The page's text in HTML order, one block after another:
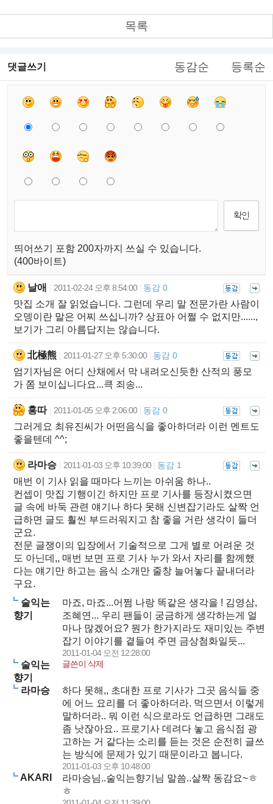
목록
댓글쓰기 동감순 등록순
띄어쓰기 포함 200자까지 쓰실 수 있습니다.
(400바이트)
날애 2011-02-24 오후 8:54:00 동감 0
맛집 소개 잘 읽었습니다. 그런데 우리 말 전문가란 사람이
오뎅이란 말은 어찌 쓰십니까? 상표아 어쩔 수 없지만......,
보기가 그리 아름답지는 않습니다.
北極熊 2011-01-27 오후 5:30:00 동감 0
엄기자님은 어디 산채에서 막 내려오신듯한 산적의 풍모
가 쫌 보이십니다요...큭 죄송...
홍따 2011-01-05 오후 2:06:00 동감 0
그러게요 최유진씨가 어떤음식을 좋아하더라 이런 멘트도
좋을텐데 ^^;
라마승 2011-01-03 오후 10:39:00 동감 1
매번 이 기사 읽을 때마다 느끼는 아쉬움 하나..
컨셉이 맛집 기행이긴 하지만 프로 기사를 등장시켰으면
글 속에 바둑 관련 얘기나 하다 못해 신변잡기라도 살짝 언
급하면 글도 훨씬 부드러워지고 참 좋을 거란 생각이 들더
군요.
전문 글쟁이의 입장에서 기술적으로 그게 별로 어려운 것
도 아닌데,, 매번 보면 프로 기사 누가 와서 자리를 함께했
다는 얘기만 하고는 음식 소개만 줄창 늘어놓다 끝내더라
구요.
술익는
향기
마죠, 마죠...어쩜 나랑 똑같은 생각을 ! 김영삼,
조혜연... 우리 팬들이 궁금하게 생각하는게 얼
마나 많겠어요? 뭔가 한가지라도 재미있는 주변
잡기 이야기를 곁들여 주면 금상첨화일듯...
2011-01-04 오전 12:28:00
술익는
향기
글쓴이 삭제
라마승
하다 못해,, 초대한 프로 기사가 그곳 음식들 중
에 어느 요리를 더 좋아하더라. 먹으면서 이렇게
말하더라.. 뭐 이런 식으로라도 언급하면 그래도
좀 낫잖아요.. 프로기사 데려다 놓고 음식점 광
고하는 거 같다는 소리를 듣는 것은 순전히 글쓰
는 방식에 문제가 있기 때문이라고 봅니다.
2011-01-03 오후 10:48:00
AKARI
라마승님..술익는향기님 말씀..살짝 동감요~ㅎ
ㅎ